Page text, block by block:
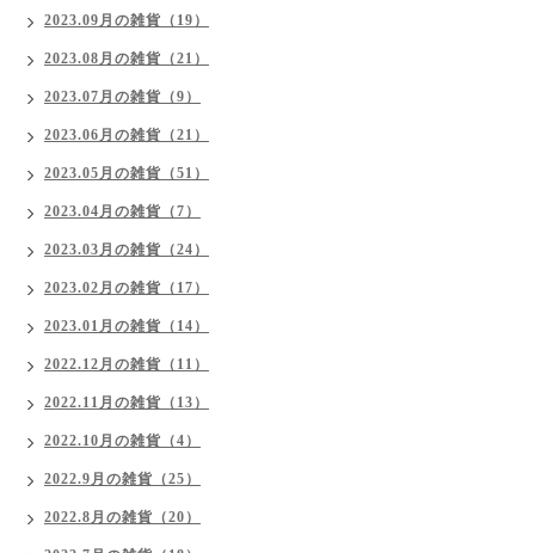
2023.09月の雑貨（19）
2023.08月の雑貨（21）
2023.07月の雑貨（9）
2023.06月の雑貨（21）
2023.05月の雑貨（51）
2023.04月の雑貨（7）
2023.03月の雑貨（24）
2023.02月の雑貨（17）
2023.01月の雑貨（14）
2022.12月の雑貨（11）
2022.11月の雑貨（13）
2022.10月の雑貨（4）
2022.9月の雑貨（25）
2022.8月の雑貨（20）